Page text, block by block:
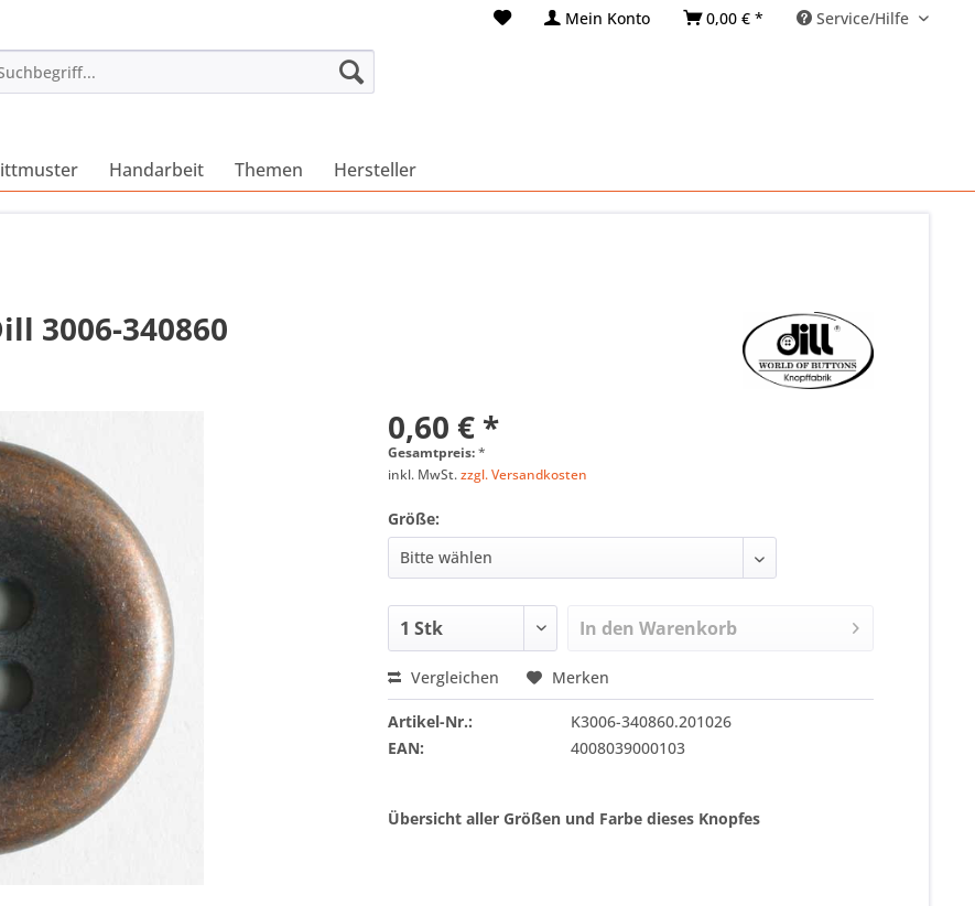
Mein Konto 0,00 € * Service/Hilfe
Handarbeit Themen Hersteller
3006-340860
0,60 € *
Gesamtpreis:*
inkl. MwSt.zzgl. Versandkosten
Größe:
In den Warenkorb
Vergleichen Merken
Artikel-Nr.:
K3006-340860.201026
EAN:
4008039000103
Übersicht aller Größen und Farbe dieses Knopfes